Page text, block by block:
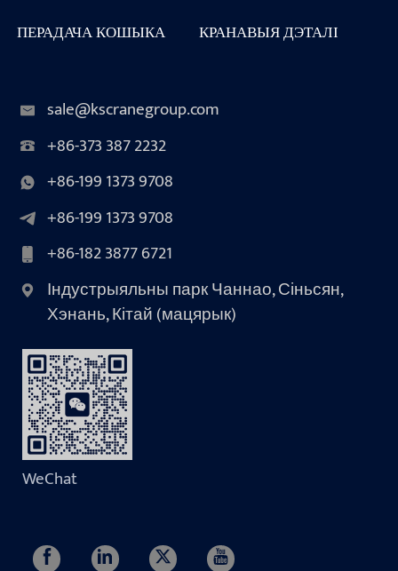
ПЕРАДАЧА КОШЫКА КРАНАВЫЯ ДЭТАЛІ
sale@kscranegroup.com
+86-373 387 2232
+86-199 1373 9708
+86-199 1373 9708
+86-182 3877 6721
Індустрыяльны парк Чаннао, Сіньсян,
Хэнань, Кітай (мацярык)
WeChat